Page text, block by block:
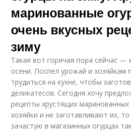
маринованные
очень вкусных
зиму
Такая вот горячая пора сейчас —
осени. Поспел урожай и хозяйкам
трудиться на кухне, чтобы
деликатесов. Сегодня хочу
рецепты хрустящих
хозяйки и не заготавливают их,
зачастую в магазинных огурцах